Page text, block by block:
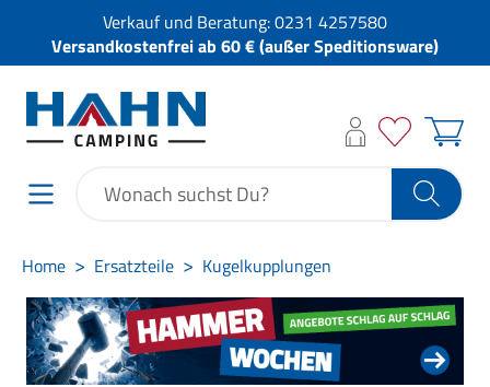
Verkauf und Beratung:0231 4257580
Versandkostenfrei ab 60 € (außer Speditionsware)
Home Ersatzteile Kugelkupplungen